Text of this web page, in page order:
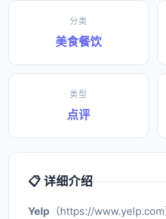
分类
美食餐饮
类型
点评
📋 详细介绍
Yelp （https://www.yelp.com